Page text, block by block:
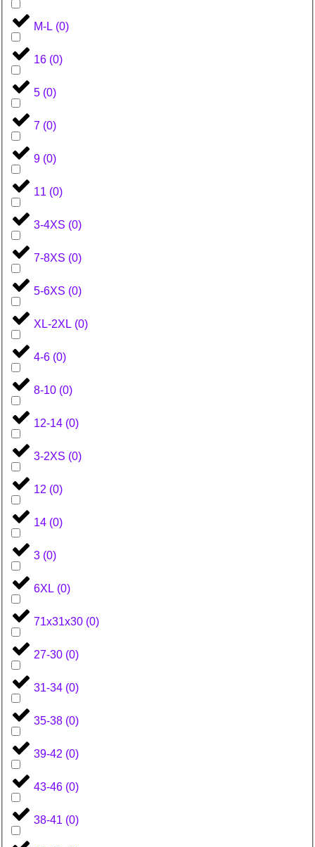
M-L (0)
16 (0)
5 (0)
7 (0)
9 (0)
11 (0)
3-4XS (0)
7-8XS (0)
5-6XS (0)
XL-2XL (0)
4-6 (0)
8-10 (0)
12-14 (0)
3-2XS (0)
12 (0)
14 (0)
3 (0)
6XL (0)
71x31x30 (0)
27-30 (0)
31-34 (0)
35-38 (0)
39-42 (0)
43-46 (0)
38-41 (0)